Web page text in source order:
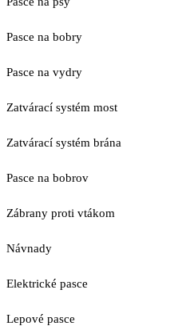
Pasce na bobry
Pasce na vydry
Zatvárací systém most
Zatvárací systém brána
Pasce na bobrov
Zábrany proti vtákom
Návnady
Elektrické pasce
Lepové pasce